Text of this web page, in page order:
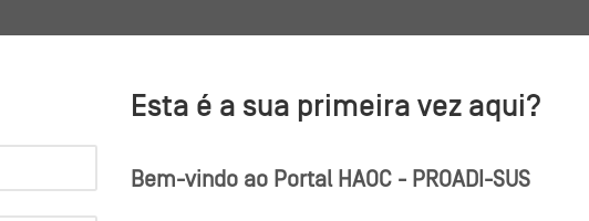
Esta é a sua primeira vez aqui?
Bem-vindo ao Portal HAOC - PROADI-SUS